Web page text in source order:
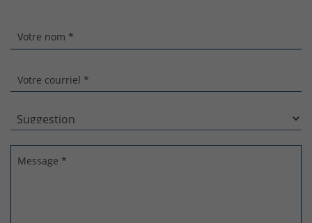
Votre nom *
Votre courriel *
Message *